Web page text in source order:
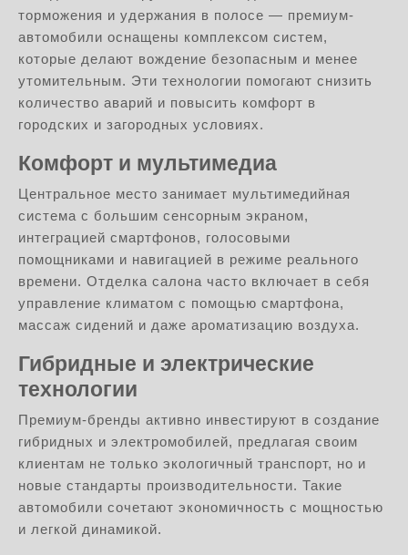
торможения и удержания в полосе — премиум-
автомобили оснащены комплексом систем,
которые делают вождение безопасным и менее
утомительным. Эти технологии помогают снизить
количество аварий и повысить комфорт в
городских и загородных условиях.
Комфорт и мультимедиа
Центральное место занимает мультимедийная
система с большим сенсорным экраном,
интеграцией смартфонов, голосовыми
помощниками и навигацией в режиме реального
времени. Отделка салона часто включает в себя
управление климатом с помощью смартфона,
массаж сидений и даже ароматизацию воздуха.
Гибридные и электрические
технологии
Премиум-бренды активно инвестируют в создание
гибридных и электромобилей, предлагая своим
клиентам не только экологичный транспорт, но и
новые стандарты производительности. Такие
автомобили сочетают экономичность с мощностью
и легкой динамикой.